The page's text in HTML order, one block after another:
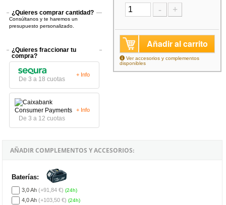
¿Quieres comprar cantidad?
Consúltanos y te haremos un
presupuesto personalizado.
¿Quieres fraccionar tu
compra?
De 3 a 18 cuotas
+ Info
De 3 a 12 cuotas
+ Info
- +
Añadir al carrito
Ver accesorios y complementos
disponibles
AÑADIR COMPLEMENTOS Y ACCESORIOS:
Baterías:
3,0 Ah (+91,84 €) (24h)
4,0 Ah (+103,50 €) (24h)